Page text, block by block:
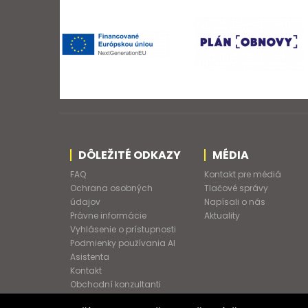
DÔLEŽITÉ ODKAZY
FAQ
Ochrana osobných
údajov
Právne informácie
Vyhlásenie o prístupnosti
Podmienky používania AI
Asistenta
Kontakt
Obchodní konzultanti
MÉDIA
Kontakt pre médiá
Tlačové správy
Napísali o nás
Aktuality